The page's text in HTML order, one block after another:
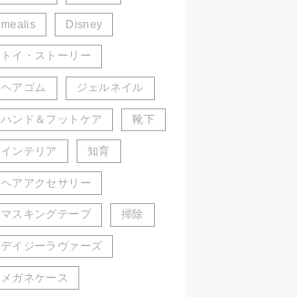
mealis Disney
トイ・ストーリー
ヘアゴム ジェルネイル
ハンド＆フットケア 靴下
インテリア 知育
ヘアアクセサリー
マスキングテープ 掃除
デイジーラヴァーズ
メガネケース